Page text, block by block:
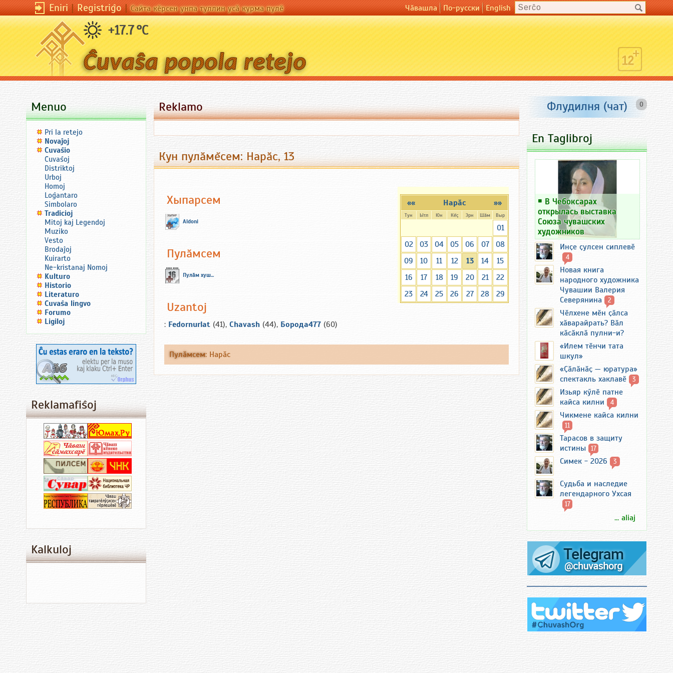
Eniri|Registriĝo|Сайта кӗрсен унпа туллин усӑ курма пулӗ Чӑвашла По-русски English
+17.7 °C
Reklamo
Кун пулăмĕсем: Нарăс, 13
»»
«« Нарăс
Тун Ытл Юн Кĕç Эрн Шăм Выр
01
02
03 04 05 06 07
08
09
10 11 12 13 14
15
16
17 18 19 20 21
22
23
24 25 26 27 28 29
Хыпарсем
Aldoni
Пулăмсем
Пулăм хуш...
Uzantoj
: Fedornurlat (41), Chavash (44), Борода477 (60)
Пулăмсем: Нарăс
Menuo
Pri la retejo
Novaĵoj
Ĉuvaŝio
Ĉuvaŝoj
Distriktoj
Urboj
Homoj
Loĝantaro
Simbolaro
Tradicioj
Mitoj kaj Legendoj
Muziko
Vesto
Brodaĵoj
Kuirarto
Ne-kristanaj Nomoj
Kulturo
Historio
Literaturo
Ĉuvaŝa lingvo
Forumo
Ligiloj
Reklamafiŝoj
Kalkuloj
0
Флудилня (чат)
En Taglibroj
￭ В Чебоксарах
открылась выставка
Союза чувашских
художников
Инҫе ҫулсен сиплевӗ
4
Новая книга
народного художника
Чувашии Валерия
Северянина
2
Чӗлхене мӗн ҫӑлса
хӑварайрать? Вӑл
кӑсӑклӑ пулни-и?
«Илем тӗнчи тата
шкул»
«Ҫӑлӑнӑҫ — юратура»
спектакль хаклавӗ
3
Изьяр кӳлӗ патне
кайса килни
4
Чикмене кайса килни
11
Тарасов в защиту
истины 17
Симек - 2026 3
Судьба и наследие
легендарного Ухсая
17
... aliaj